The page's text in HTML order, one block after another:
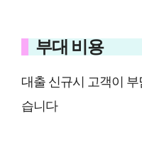
부대 비용
대출 신규시 고객이
습니다